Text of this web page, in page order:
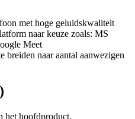
met hoge geluidskwaliteit
naar keuze zoals: MS
Meet
breiden naar aantal aanwezigen
het hoofdproduct.